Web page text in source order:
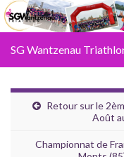
SG Wantzenau
Retour sur le
Août
Championnat de